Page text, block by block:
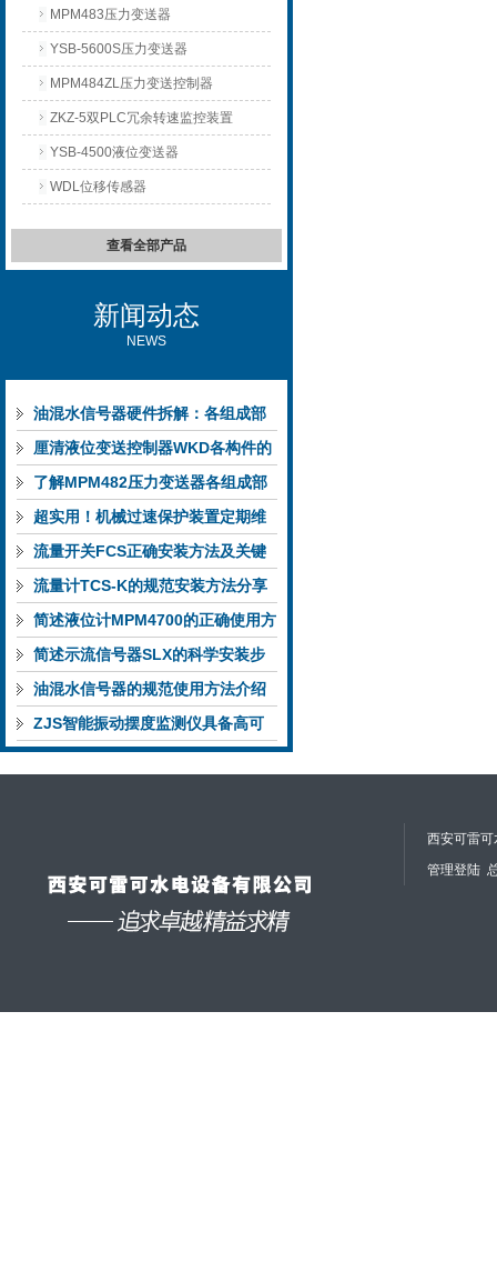
MPM483压力变送器
YSB-5600S压力变送器
MPM484ZL压力变送控制器
ZKZ-5双PLC冗余转速监控装置
YSB-4500液位变送器
WDL位移传感器
查看全部产品
新闻动态
NEWS
油混水信号器硬件拆解：各组成部
件的功能特点与性能指标
厘清液位变送控制器WKD各构件的
功能特性稳定完成液位监测
了解MPM482压力变送器各组成部
件功能特点有助于提升选型合理性
超实用！机械过速保护装置定期维
护保养方法大汇总
流量开关FCS正确安装方法及关键
要点专业分享
流量计TCS-K的规范安装方法分享
简述液位计MPM4700的正确使用方
法
简述示流信号器SLX的科学安装步
骤
油混水信号器的规范使用方法介绍
ZJS智能振动摆度监测仪具备高可
靠性与自诊断能力
西安可雷
管理登陆